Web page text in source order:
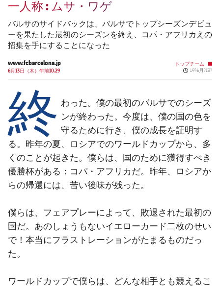
結果
順位表
スケジュール
チケット
結果
PLUSICON
LABEL.ARIA.PLUS
トップチーム
plusicon
label.aria.plus
スケジュール
チケット
結果
順位表
PLUSICON
LABEL.ARIA.PLUS
トップチーム
plusicon
label.aria.plus
スケジュール
チケット
結果
順位表
一人称 : ムサ・ワゲ
バルサのサイドバックは、バルサでトップシーズンデビュ
ーを果たした最初のシーズンを終え、コパ・アフリカえの
招集を手にすることになった
www.fcbarcelona.jp
6月13日（木）午前10.29
トップチーム
Published
19?6月?13?
終 わった。僕の最初のバルサでのシーズ
ンが終わった。今度は、僕の国の色を
守るために行き、僕の成長を証明す
る。昨年の夏、ロシアでのワールドカップから、多
くのことが起きた。僕らは、国のために獲得すべき
優勝杯がある：コパ・アフリカだ。昨年、ロシアか
らの帰還には、苦い後味が残った。
僕らは、フェアプレーによって、敗退された最初の
国だ。あのしょうもないイエローカード二枚のせい
で！本当にフラストレーションがたまるものだっ
た。
ワールドカップで僕らは、どんな相手とも競えるこ